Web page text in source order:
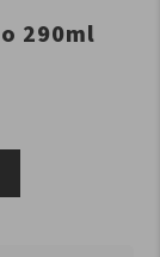
290ml